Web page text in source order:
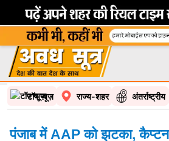
टॉप न्यूज़ राज्य-शहर अंतर्राष्ट्रीय
पंजाब में AAP को झटका, कैप्टन